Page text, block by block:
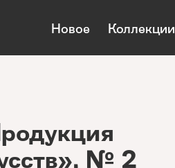
Новое Коллекции
№ 2